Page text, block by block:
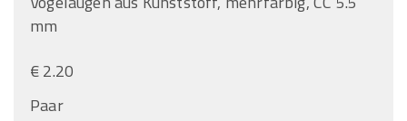
mm
€ 2.20
Paar